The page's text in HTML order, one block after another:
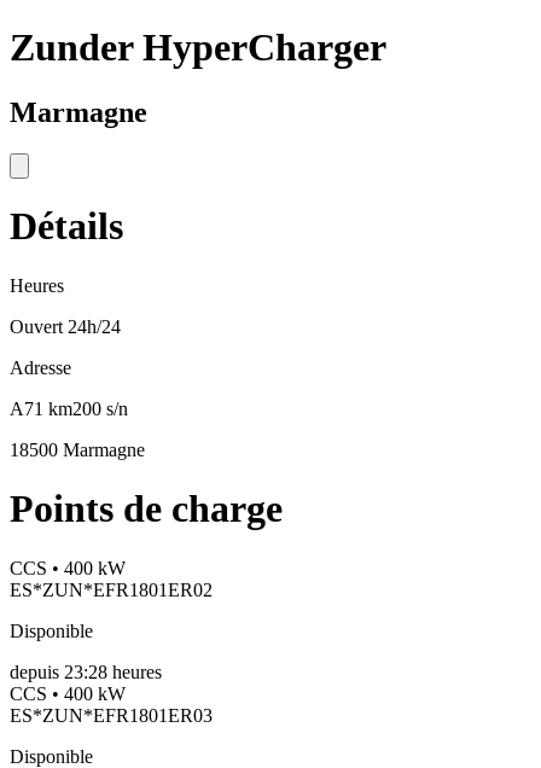
Zunder HyperCharger
Marmagne
Détails
Heures
Ouvert 24h/24
Adresse
A71 km200 s/n
18500 Marmagne
Points de charge
CCS • 400 kW
ES*ZUN*EFR1801ER02
Disponible
depuis 23:28 heures
CCS • 400 kW
ES*ZUN*EFR1801ER03
Disponible